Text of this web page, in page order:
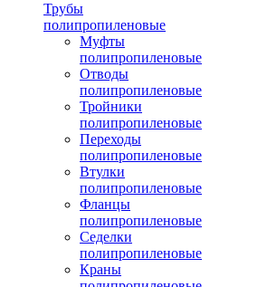
Трубы
полипропиленовые
Муфты
полипропиленовые
Отводы
полипропиленовые
Тройники
полипропиленовые
Переходы
полипропиленовые
Втулки
полипропиленовые
Фланцы
полипропиленовые
Седелки
полипропиленовые
Краны